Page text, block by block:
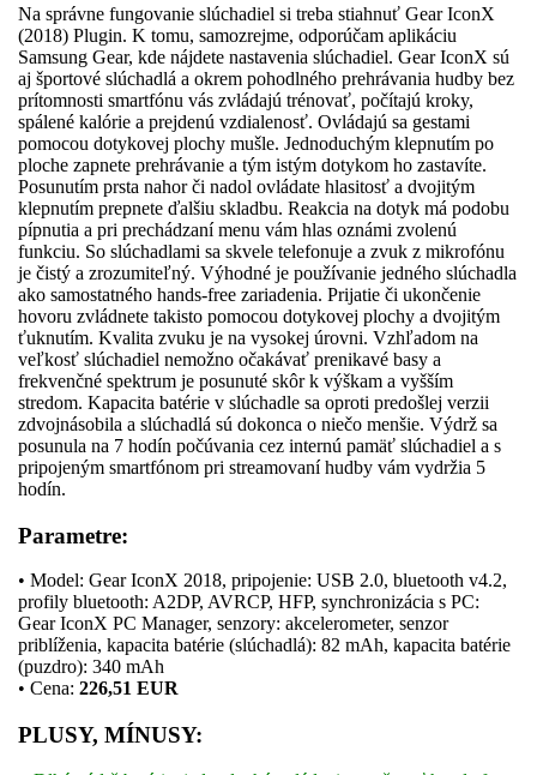
Na správne fungovanie slúchadiel si treba stiahnuť Gear IconX
(2018) Plugin. K tomu, samozrejme, odporúčam aplikáciu
Samsung Gear, kde nájdete nastavenia slúchadiel. Gear IconX sú
aj športové slúchadlá a okrem pohodlného prehrávania hudby bez
prítomnosti smartfónu vás zvládajú trénovať, počítajú kroky,
spálené kalórie a prejdenú vzdialenosť. Ovládajú sa gestami
pomocou dotykovej plochy mušle. Jednoduchým klepnutím po
ploche zapnete prehrávanie a tým istým dotykom ho zastavíte.
Posunutím prsta nahor či nadol ovládate hlasitosť a dvojitým
klepnutím prepnete ďalšiu skladbu. Reakcia na dotyk má podobu
pípnutia a pri prechádzaní menu vám hlas oznámi zvolenú
funkciu. So slúchadlami sa skvele telefonuje a zvuk z mikrofónu
je čistý a zrozumiteľný. Výhodné je používanie jedného slúchadla
ako samostatného hands-free zariadenia. Prijatie či ukončenie
hovoru zvládnete takisto pomocou dotykovej plochy a dvojitým
ťuknutím. Kvalita zvuku je na vysokej úrovni. Vzhľadom na
veľkosť slúchadiel nemožno očakávať prenikavé basy a
frekvenčné spektrum je posunuté skôr k výškam a vyšším
stredom. Kapacita batérie v slúchadle sa oproti predošlej verzii
zdvojnásobila a slúchadlá sú dokonca o niečo menšie. Výdrž sa
posunula na 7 hodín počúvania cez internú pamäť slúchadiel a s
pripojeným smartfónom pri streamovaní hudby vám vydržia 5
hodín.
Parametre:
• Model: Gear IconX 2018, pripojenie: USB 2.0, bluetooth v4.2,
profily bluetooth: A2DP, AVRCP, HFP, synchronizácia s PC:
Gear IconX PC Manager, senzory: akcelerometer, senzor
priblíženia, kapacita batérie (slúchadlá): 82 mAh, kapacita batérie
(puzdro): 340 mAh
• Cena: 226,51 EUR
PLUSY, MÍNUSY: